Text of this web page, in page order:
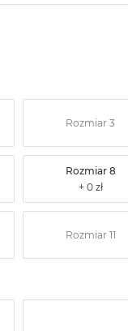
Rozmiar 3
Rozmiar 8
Rozmiar 11